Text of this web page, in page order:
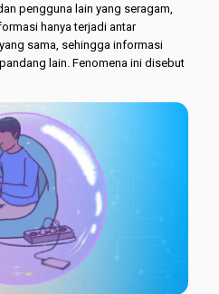
pengguna lain yang seragam,
hanya terjadi antar
sama, sehingga informasi
lain. Fenomena ini disebut